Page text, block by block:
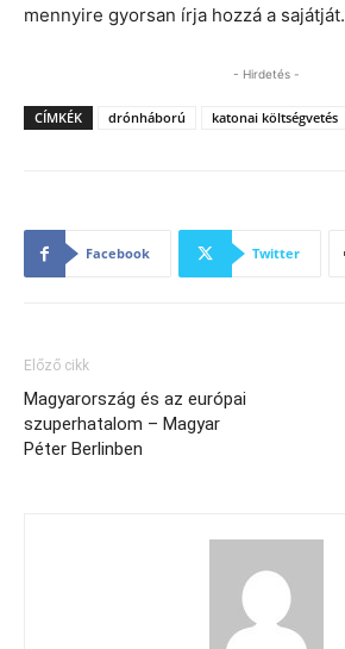
mennyire gyorsan írja hozzá a sajátját.
- Hirdetés -
CÍMKÉK drónháború katonai költségvetés
Facebook Twitter
Előző cikk
Magyarország és az európai
szuperhatalom – Magyar
Péter Berlinben